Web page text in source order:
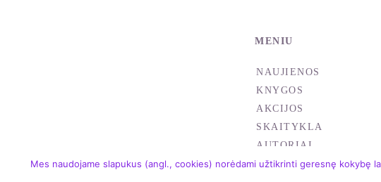
MENIU
NAUJIENOS
KNYGOS
AKCIJOS
SKAITYKLA
AUTORIAI
Mes naudojame slapukus (angl., cookies) norėdami užtikrinti geresnę kokybę